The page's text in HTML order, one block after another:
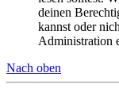
deinen
kannst oder
Administration
Nach oben